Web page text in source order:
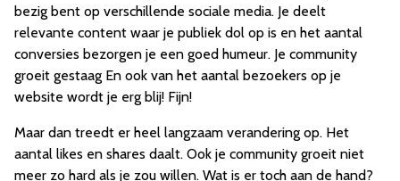
bezig bent op verschillende sociale media. Je deelt
relevante content waar je publiek dol op is en het aantal
conversies bezorgen je een goed humeur. Je community
groeit gestaag En ook van het aantal bezoekers op je
website wordt je erg blij! Fijn!
Maar dan treedt er heel langzaam verandering op. Het
aantal likes en shares daalt. Ook je community groeit niet
meer zo hard als je zou willen. Wat is er toch aan de hand?